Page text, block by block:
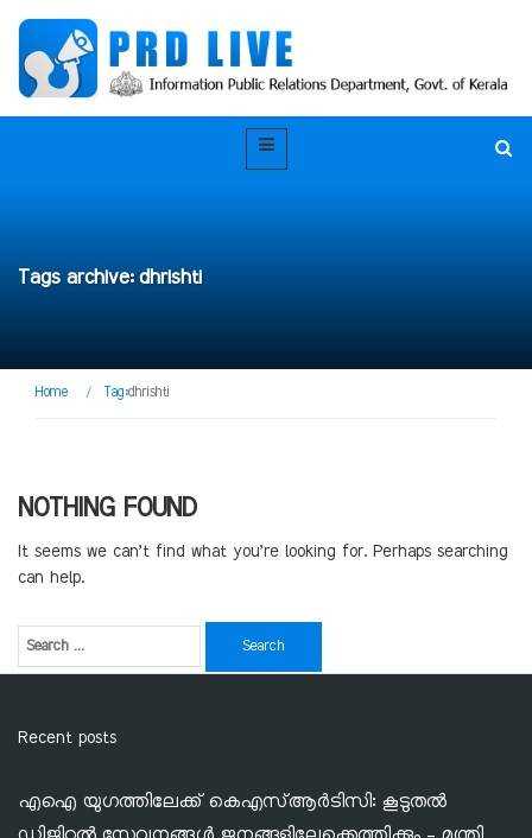
Tags archive: dhrishti
Home / Tag:dhrishti
NOTHING FOUND
It seems we can’t find what you’re looking for. Perhaps searching
can help.
Recent posts
എഐ യുഗത്തിലേക്ക് കെഎസ്ആർടിസി: കൂടുതൽ